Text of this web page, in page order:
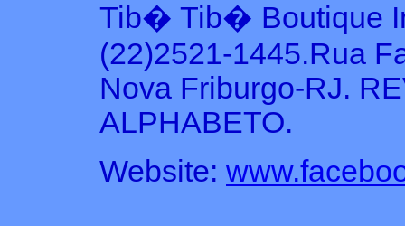
Tib� Tib� Boutique
(22)2521-1445.Rua
Nova Friburgo-RJ.
ALPHABETO.
Website: